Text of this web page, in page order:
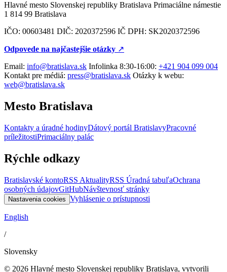
Hlavné mesto Slovenskej republiky Bratislava Primaciálne námestie
1 814 99 Bratislava
IČO: 00603481 DIČ: 2020372596 IČ DPH: SK2020372596
Odpovede na najčastejšie otázky ↗︎
Email: info@bratislava.sk Infolinka 8:30-16:00: +421 904 099 004
Kontakt pre médiá: press@bratislava.sk Otázky k webu:
web@bratislava.sk
Mesto Bratislava
Kontakty a úradné hodinyDátový portál BratislavyPracovné
príležitostiPrimaciálny palác
Rýchle odkazy
Bratislavské kontoRSS AktualityRSS Úradná tabuľaOchrana
osobných údajovGitHubNávštevnosť stránky
Nastavenia cookies Vyhlásenie o prístupnosti
English
/
Slovensky
© 2026 Hlavné mesto Slovenskej republiky Bratislava, vytvorili